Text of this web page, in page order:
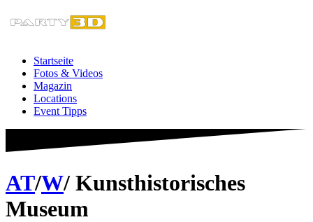
Inhalt
Startseite
Fotos & Videos
Magazin
Locations
Event Tipps
AT/W/ Kunsthistorisches
Museum